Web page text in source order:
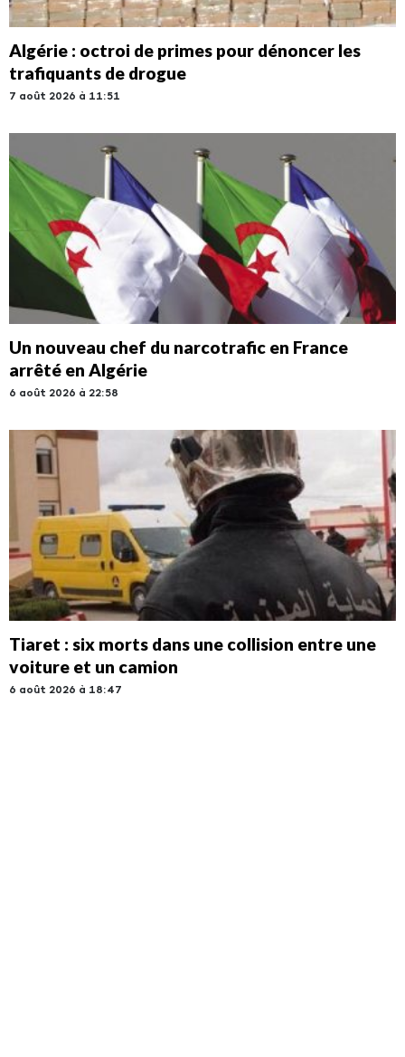
Algérie : octroi de primes pour dénoncer les
trafiquants de drogue
7 août 2026 à 11:51
Un nouveau chef du narcotrafic en France
arrêté en Algérie
6 août 2026 à 22:58
Tiaret : six morts dans une collision entre une
voiture et un camion
6 août 2026 à 18:47